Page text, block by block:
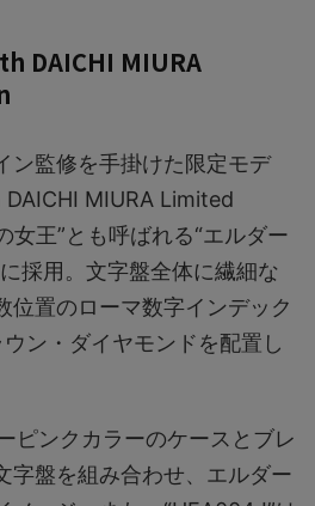
DAICHI MIURA
ン監修を手掛けた限定モデ
MIURA Limited
女王”とも呼ばれる“エルダー
採用。文字盤全体に繊細な
位置のローマ数字インデック
ン・ダイヤモンドを配置し
ピンクカラーのケースとブレ
字盤を組み合わせ、エルダー